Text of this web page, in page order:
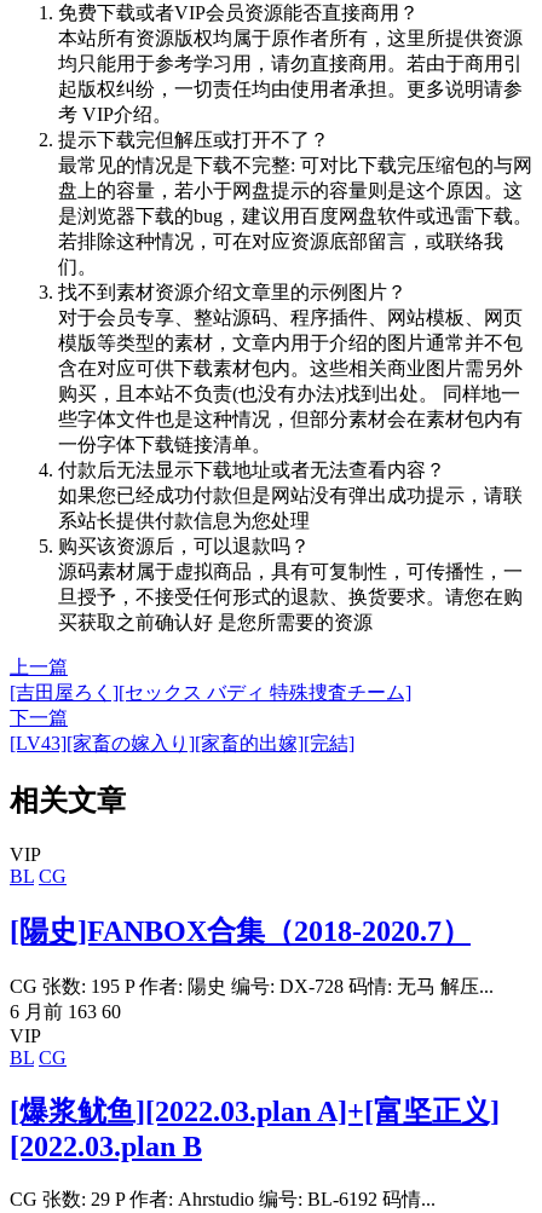
免费下载或者VIP会员资源能否直接商用？
本站所有资源版权均属于原作者所有，这里所提供资源
均只能用于参考学习用，请勿直接商用。若由于商用引
起版权纠纷，一切责任均由使用者承担。更多说明请参
考 VIP介绍。
提示下载完但解压或打开不了？
最常见的情况是下载不完整: 可对比下载完压缩包的与网
盘上的容量，若小于网盘提示的容量则是这个原因。这
是浏览器下载的bug，建议用百度网盘软件或迅雷下载。
若排除这种情况，可在对应资源底部留言，或联络我
们。
找不到素材资源介绍文章里的示例图片？
对于会员专享、整站源码、程序插件、网站模板、网页
模版等类型的素材，文章内用于介绍的图片通常并不包
含在对应可供下载素材包内。这些相关商业图片需另外
购买，且本站不负责(也没有办法)找到出处。 同样地一
些字体文件也是这种情况，但部分素材会在素材包内有
一份字体下载链接清单。
付款后无法显示下载地址或者无法查看内容？
如果您已经成功付款但是网站没有弹出成功提示，请联
系站长提供付款信息为您处理
购买该资源后，可以退款吗？
源码素材属于虚拟商品，具有可复制性，可传播性，一
旦授予，不接受任何形式的退款、换货要求。请您在购
买获取之前确认好 是您所需要的资源
上一篇
[吉田屋ろく][セックス バディ 特殊捜査チーム]
下一篇
[LV43][家畜の嫁入り][家畜的出嫁][完結]
相关文章
VIP
BL CG
[陽史]FANBOX合集（2018-2020.7）
CG 张数: 195 P 作者: 陽史 编号: DX-728 码情: 无马 解压...
6 月前 163 60
VIP
BL CG
[爆浆鱿鱼][2022.03.plan A]+[富坚正义]
[2022.03.plan B
CG 张数: 29 P 作者: Ahrstudio 编号: BL-6192 码情...